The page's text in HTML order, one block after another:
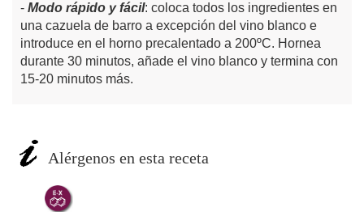
Modo rápido y fácil: coloca todos los ingredientes en
una cazuela de barro a excepción del vino blanco e
introduce en el horno precalentado a 200ºC. Hornea
durante 30 minutos, añade el vino blanco y termina con
15-20 minutos más.
Alérgenos en esta receta